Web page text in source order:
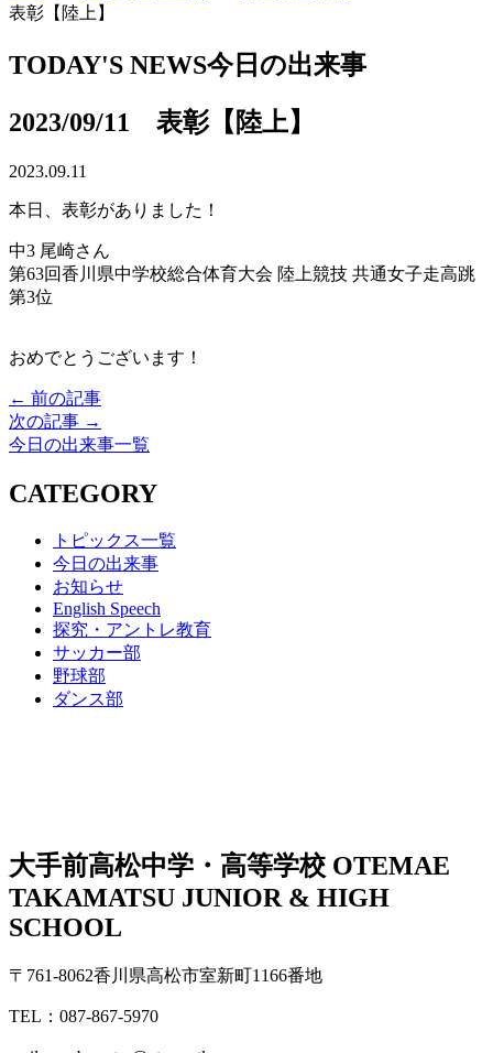
表彰【陸上】
TODAY'S NEWS今日の出来事
2023/09/11 表彰【陸上】
2023.09.11
本日、表彰がありました！
中3 尾崎さん
第63回香川県中学校総合体育大会 陸上競技 共通女子走高跳
第3位
おめでとうございます！
← 前の記事
次の記事 →
今日の出来事一覧
CATEGORY
トピックス一覧
今日の出来事
お知らせ
English Speech
探究・アントレ教育
サッカー部
野球部
ダンス部
大手前高松中学・高等学校 OTEMAE
TAKAMATSU JUNIOR & HIGH
SCHOOL
〒761-8062香川県高松市室新町1166番地
TEL：087-867-5970